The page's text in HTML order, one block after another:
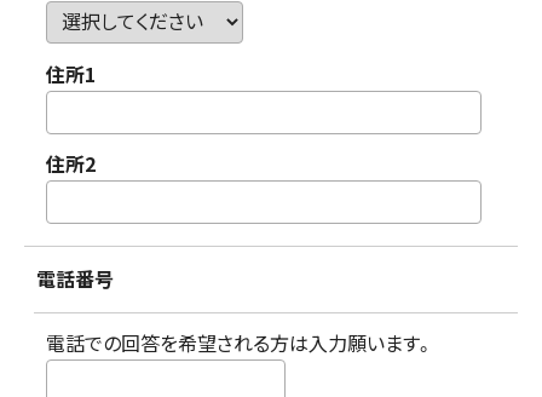
住所1
住所2
電話番号
電話での回答を希望される方は入力願います。